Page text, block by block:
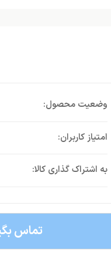
تماس